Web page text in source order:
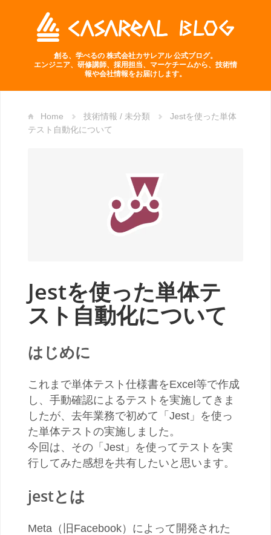
創る、学べるの 株式会社カサレアル 公式ブログ。
エンジニア、研修講師、採用担当、マーケチームから、技術情
報や会社情報をお届けします。
Home 技術情報 / 未分類
Jestを使った単体
テスト自動化について
Jestを使った単体テ
スト自動化について
はじめに
これまで単体テスト仕様書をExcel等で作成
し、手動確認によるテストを実施してきま
したが、去年業務で初めて「Jest」を使っ
た単体テストの実施しました。
今回は、その「Jest」を使ってテストを実
行してみた感想を共有したいと思います。
jestとは
Meta（旧Facebook）によって開発された